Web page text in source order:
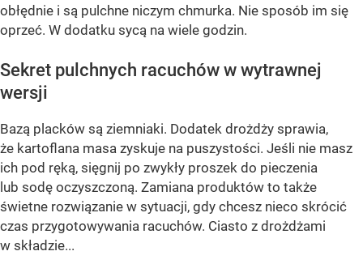
obłędnie i są pulchne niczym chmurka. Nie sposób im się
oprzeć. W dodatku sycą na wiele godzin.
Sekret pulchnych racuchów w wytrawnej
wersji
Bazą placków są ziemniaki. Dodatek drożdży sprawia,
że kartoflana masa zyskuje na puszystości. Jeśli nie masz
ich pod ręką, sięgnij po zwykły proszek do pieczenia
lub sodę oczyszczoną. Zamiana produktów to także
świetne rozwiązanie w sytuacji, gdy chcesz nieco skrócić
czas przygotowywania racuchów. Ciasto z drożdżami
w składzie...